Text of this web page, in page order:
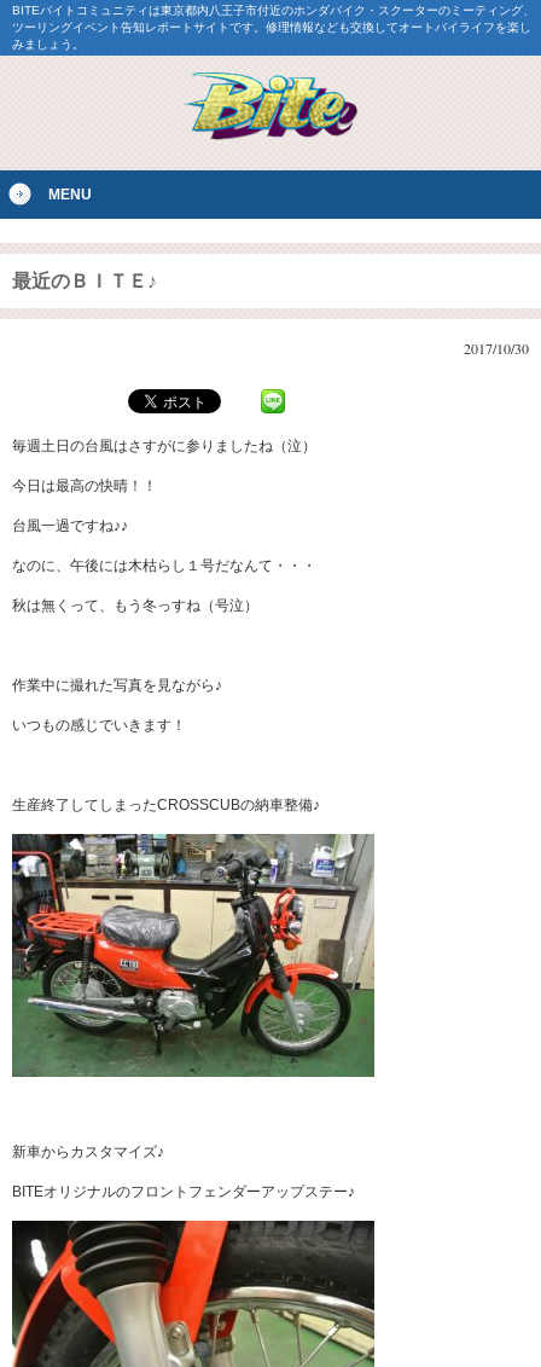
BITEバイトコミュニティは東京都内八王子市付近のホンダバイク・スクーターのミーティング、
ツーリングイベント告知レポートサイトです。修理情報なども交換してオートバイライフを楽し
みましょう。
MENU
最近のＢＩＴＥ♪
2017/10/30
毎週土日の台風はさすがに参りましたね（泣）
今日は最高の快晴！！
台風一過ですね♪♪
なのに、午後には木枯らし１号だなんて・・・
秋は無くって、もう冬っすね（号泣）
作業中に撮れた写真を見ながら♪
いつもの感じでいきます！
生産終了してしまったCROSSCUBの納車整備♪
新車からカスタマイズ♪
BITEオリジナルのフロントフェンダーアップステー♪